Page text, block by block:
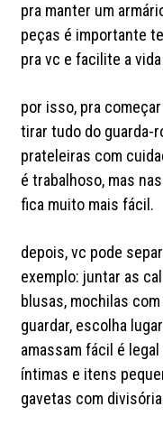
pra manter um
peças é importante
pra vc e facilite a
por isso, pra
tirar tudo do guarda-
prateleiras com
é trabalhoso, mas
fica muito mais fácil.
depois, vc pode
exemplo: juntar as
blusas, mochilas
guardar, escolha
amassam fácil é
íntimas e itens
gavetas com